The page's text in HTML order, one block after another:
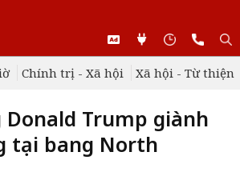
Chính trị - Xã hội Xã hội - Từ thiện
Trump giành
tại bang North